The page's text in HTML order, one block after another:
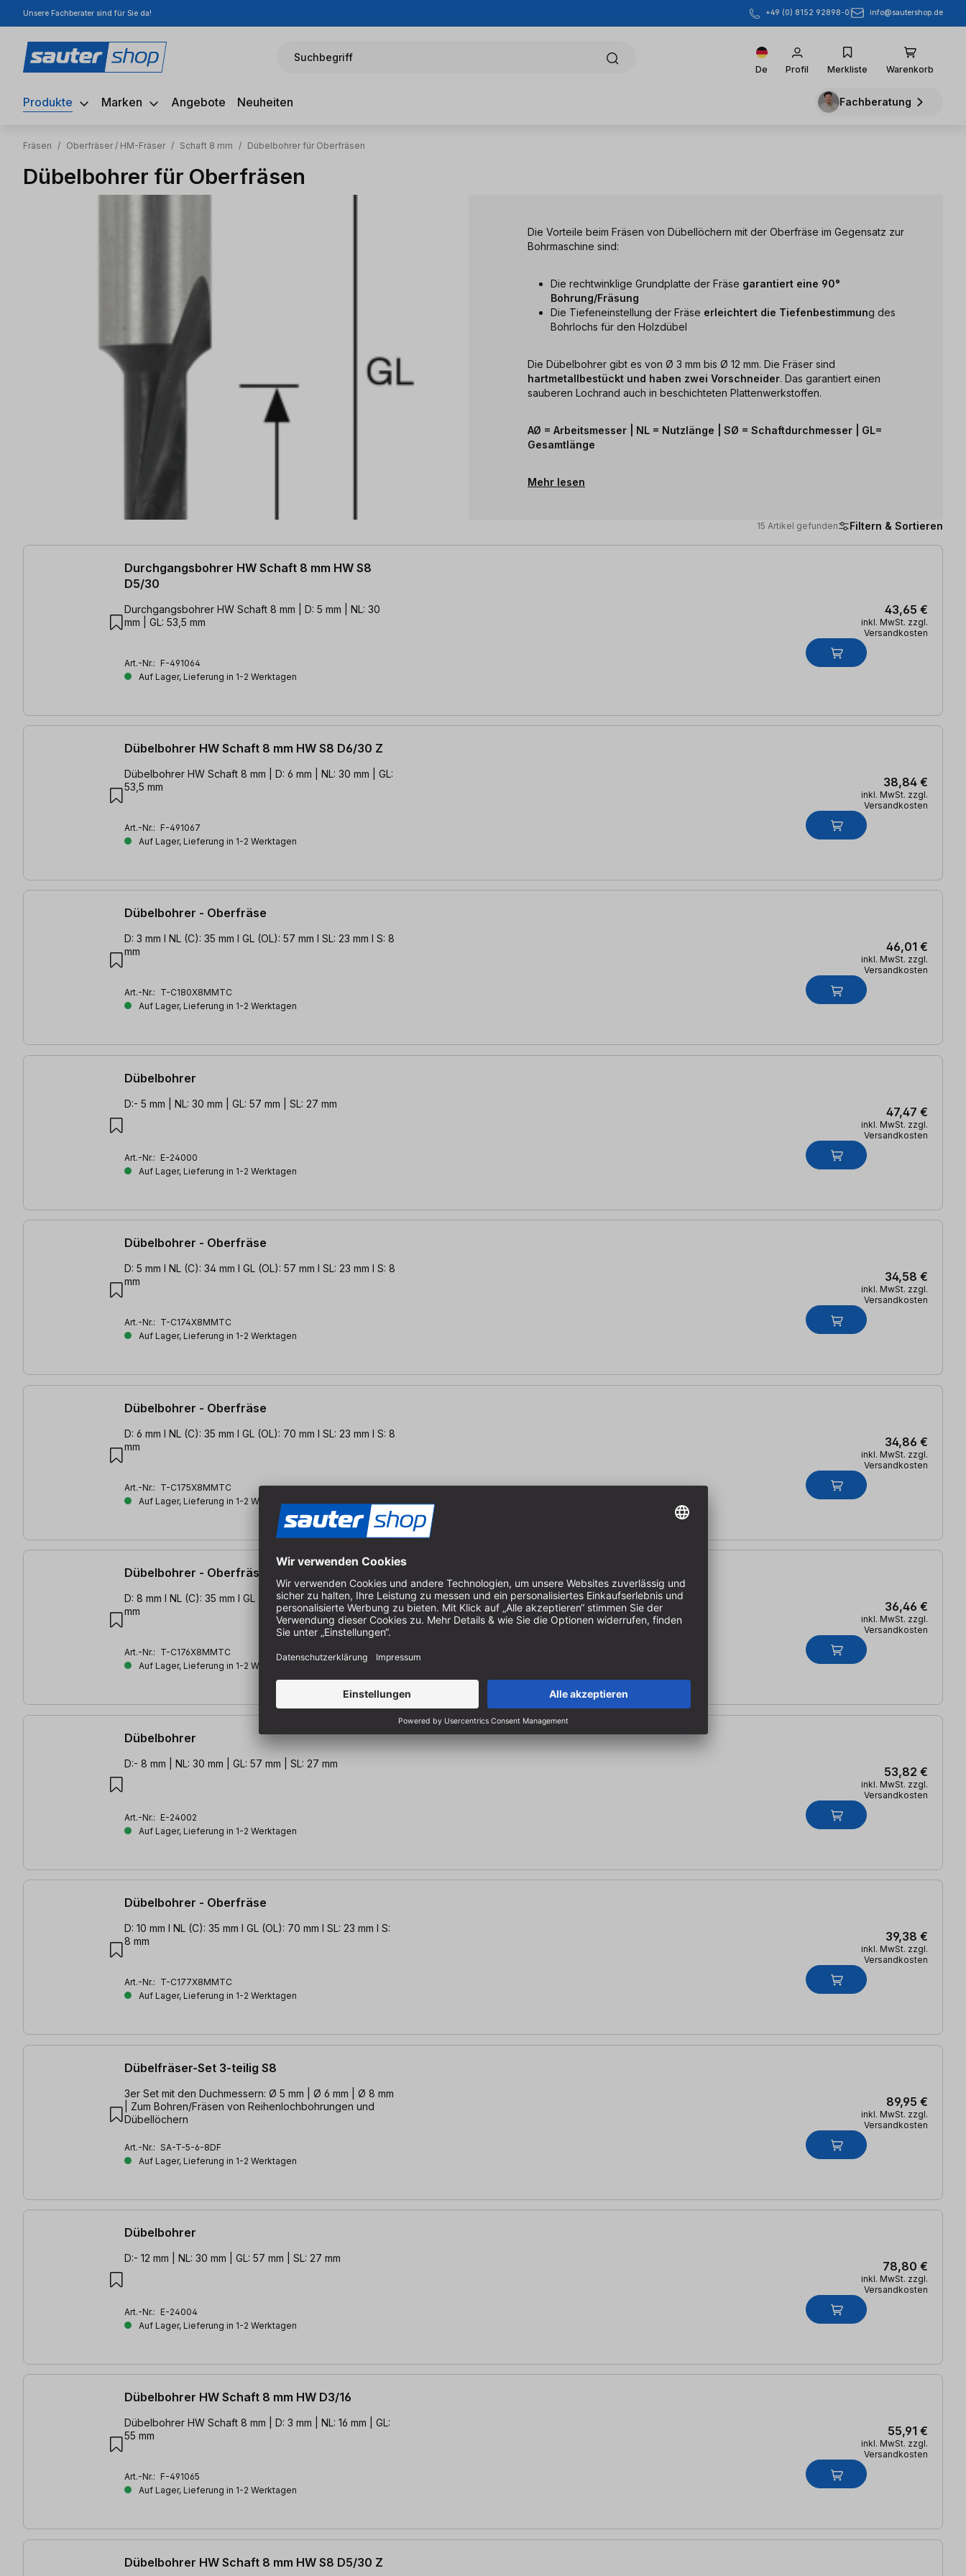
Hauptinhalt springen
Zur Suche springen
Zur Hauptnavigation springen
Unsere Fachberater sind für Sie da! +49 (0) 8152 92898-0 info@sautershop.de
Suchbegriff
De Profil Merkliste Warenkorb
Produkte Marken Angebote Neuheiten Fachberatung
Fräsen / Oberfräser / HM-Fräser / Schaft 8 mm / Dübelbohrer für Oberfräsen
Dübelbohrer für Oberfräsen
Die Vorteile beim Fräsen von Dübellöchern mit der Oberfräse im Gegensatz zur
Bohrmaschine sind:
Die rechtwinklige Grundplatte der Fräse garantiert eine 90°
Bohrung/Fräsung
Die Tiefeneinstellung der Fräse erleichtert die Tiefenbestimmung des
Bohrlochs für den Holzdübel
Die Dübelbohrer gibt es von Ø 3 mm bis Ø 12 mm. Die Fräser sind
hartmetallbestückt und haben zwei Vorschneider. Das garantiert einen
sauberen Lochrand auch in beschichteten Plattenwerkstoffen.
AØ = Arbeitsmesser | NL = Nutzlänge | SØ = Schaftdurchmesser | GL=
Gesamtlänge
Mehr lesen
15 Artikel gefunden Filtern & Sortieren
15 Artikel gefunden
Durchgangsbohrer HW Schaft 8 mm HW S8
D5/30
Durchgangsbohrer HW Schaft 8 mm | D: 5 mm | NL: 30
mm | GL: 53,5 mm
Art.-Nr.: F-491064
Auf Lager, Lieferung in 1-2 Werktagen
43,65 €
inkl. MwSt. zzgl.
Versandkosten
Dübelbohrer HW Schaft 8 mm HW S8 D6/30 Z
Dübelbohrer HW Schaft 8 mm | D: 6 mm | NL: 30 mm | GL:
53,5 mm
Art.-Nr.: F-491067
Auf Lager, Lieferung in 1-2 Werktagen
38,84 €
inkl. MwSt. zzgl.
Versandkosten
Dübelbohrer - Oberfräse
D: 3 mm l NL (C): 35 mm l GL (OL): 57 mm l SL: 23 mm l S: 8
mm
Art.-Nr.: T-C180X8MMTC
Auf Lager, Lieferung in 1-2 Werktagen
46,01 €
inkl. MwSt. zzgl.
Versandkosten
Dübelbohrer
D:- 5 mm | NL: 30 mm | GL: 57 mm | SL: 27 mm
Art.-Nr.: E-24000
Auf Lager, Lieferung in 1-2 Werktagen
47,47 €
inkl. MwSt. zzgl.
Versandkosten
Dübelbohrer - Oberfräse
D: 5 mm l NL (C): 34 mm l GL (OL): 57 mm l SL: 23 mm l S: 8
mm
Art.-Nr.: T-C174X8MMTC
Auf Lager, Lieferung in 1-2 Werktagen
34,58 €
inkl. MwSt. zzgl.
Versandkosten
Dübelbohrer - Oberfräse
D: 6 mm l NL (C): 35 mm l GL (OL): 70 mm l SL: 23 mm l S: 8
mm
Art.-Nr.: T-C175X8MMTC
Auf Lager, Lieferung in 1-2 Werktagen
34,86 €
inkl. MwSt. zzgl.
Versandkosten
Dübelbohrer - Oberfräse
D: 8 mm l NL (C): 35 mm l GL (OL): 70 mm l SL: 23 mm l S: 8
mm
Art.-Nr.: T-C176X8MMTC
Auf Lager, Lieferung in 1-2 Werktagen
36,46 €
inkl. MwSt. zzgl.
Versandkosten
Dübelbohrer
D:- 8 mm | NL: 30 mm | GL: 57 mm | SL: 27 mm
Art.-Nr.: E-24002
Auf Lager, Lieferung in 1-2 Werktagen
53,82 €
inkl. MwSt. zzgl.
Versandkosten
Dübelbohrer - Oberfräse
D: 10 mm l NL (C): 35 mm l GL (OL): 70 mm l SL: 23 mm l S:
8 mm
Art.-Nr.: T-C177X8MMTC
Auf Lager, Lieferung in 1-2 Werktagen
39,38 €
inkl. MwSt. zzgl.
Versandkosten
Dübelfräser-Set 3-teilig S8
3er Set mit den Duchmessern: Ø 5 mm | Ø 6 mm | Ø 8 mm
| Zum Bohren/Fräsen von Reihenlochbohrungen und
Dübellöchern
Art.-Nr.: SA-T-5-6-8DF
Auf Lager, Lieferung in 1-2 Werktagen
89,95 €
inkl. MwSt. zzgl.
Versandkosten
Dübelbohrer
D:- 12 mm | NL: 30 mm | GL: 57 mm | SL: 27 mm
Art.-Nr.: E-24004
Auf Lager, Lieferung in 1-2 Werktagen
78,80 €
inkl. MwSt. zzgl.
Versandkosten
Dübelbohrer HW Schaft 8 mm HW D3/16
Dübelbohrer HW Schaft 8 mm | D: 3 mm | NL: 16 mm | GL:
55 mm
Art.-Nr.: F-491065
Auf Lager, Lieferung in 1-2 Werktagen
55,91 €
inkl. MwSt. zzgl.
Versandkosten
Dübelbohrer HW Schaft 8 mm HW S8 D5/30 Z